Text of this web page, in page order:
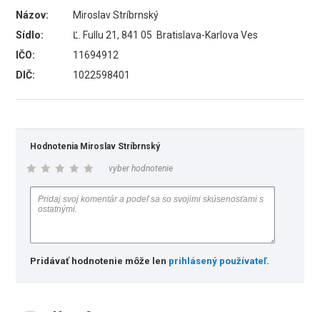
Názov:
Miroslav Stríbrnský
Sídlo:
Ľ. Fullu 21, 841 05 Bratislava-Karlova Ves
IČO:
11694912
DIČ:
1022598401
Hodnotenia Miroslav Stríbrnský
vyber hodnotenie
Pridávať hodnotenie môže len prihlásený používateľ.